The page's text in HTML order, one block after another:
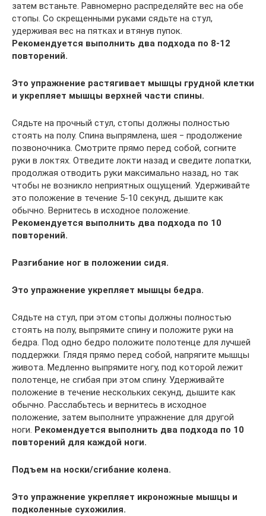
затем встаньте. Равномерно распределяйте вес на обе
стопы. Со скрещенными руками сядьте на стул,
удерживая вес на пятках и втянув пупок.
Рекомендуется выполнить два подхода по 8-12
повторений.
Это упражнение растягивает мышцы грудной клетки
и укрепляет мышцы верхней части спины.
Сядьте на прочный стул, стопы должны полностью
стоять на полу. Спина выпрямлена, шея ‒ продолжение
позвоночника. Смотрите прямо перед собой, согните
руки в локтях. Отведите локти назад и сведите лопатки,
продолжая отводить руки максимально назад, но так
чтобы не возникло неприятных ощущений. Удерживайте
это положение в течение 5-10 секунд, дышите как
обычно. Вернитесь в исходное положение.
Рекомендуется выполнить два подхода по 10
повторений.
Разгибание ног в положении сидя.
Это упражнение укрепляет мышцы бедра.
Сядьте на стул, при этом стопы должны полностью
стоять на полу, выпрямите спину и положите руки на
бедра. Под одно бедро положите полотенце для лучшей
поддержки. Глядя прямо перед собой, напрягите мышцы
живота. Медленно выпрямите ногу, под которой лежит
полотенце, не сгибая при этом спину. Удерживайте
положение в течение нескольких секунд, дышите как
обычно. Расслабьтесь и вернитесь в исходное
положение, затем выполните упражнение для другой
ноги. Рекомендуется выполнить два подхода по 10
повторений для каждой ноги.
Подъем на носки/сгибание колена.
Это упражнение укрепляет икроножные мышцы и
подколенные сухожилия.